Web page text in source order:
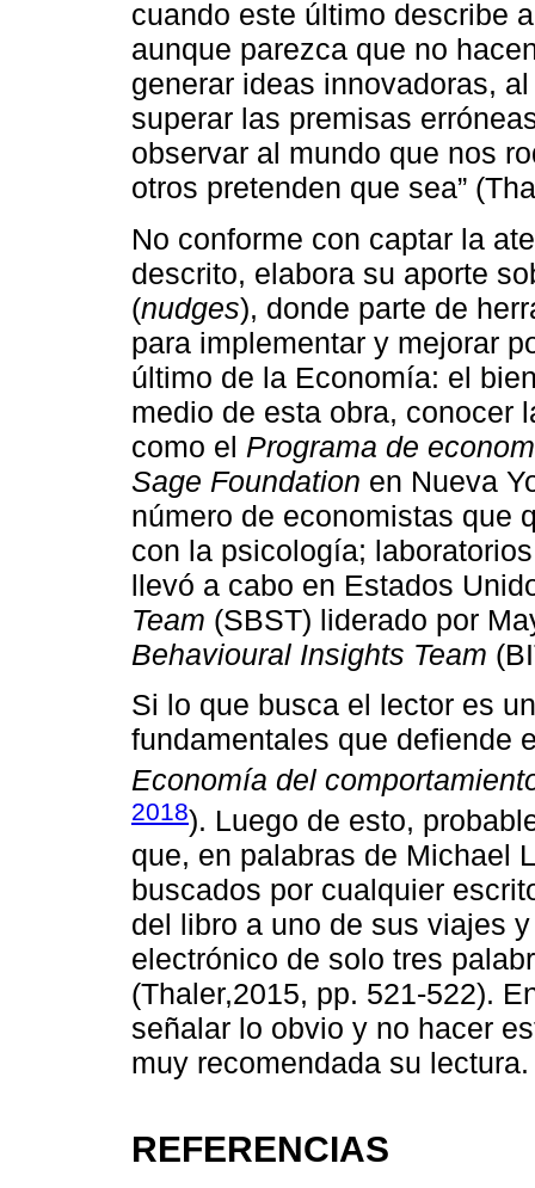
cuando este último describe
aunque parezca que no
generar ideas innovadoras,
superar las premisas
observar al mundo que nos
otros pretenden que sea”
No conforme con captar la
descrito, elabora su aporte
(nudges), donde parte de
para implementar y mejorar
último de la Economía: el
medio de esta obra, conocer
como el Programa de
Sage Foundation en Nueva
número de economistas que
con la psicología;
llevó a cabo en Estados
Team (SBST) liderado por
Behavioural Insights Team
Si lo que busca el lector es
fundamentales que defiende
Economía del
2018). Luego de esto,
que, en palabras de Michael
buscados por cualquier
del libro a uno de sus viajes
electrónico de solo tres
(Thaler,2015, pp. 521-522).
señalar lo obvio y no hacer
muy recomendada su lectura.
REFERENCIAS